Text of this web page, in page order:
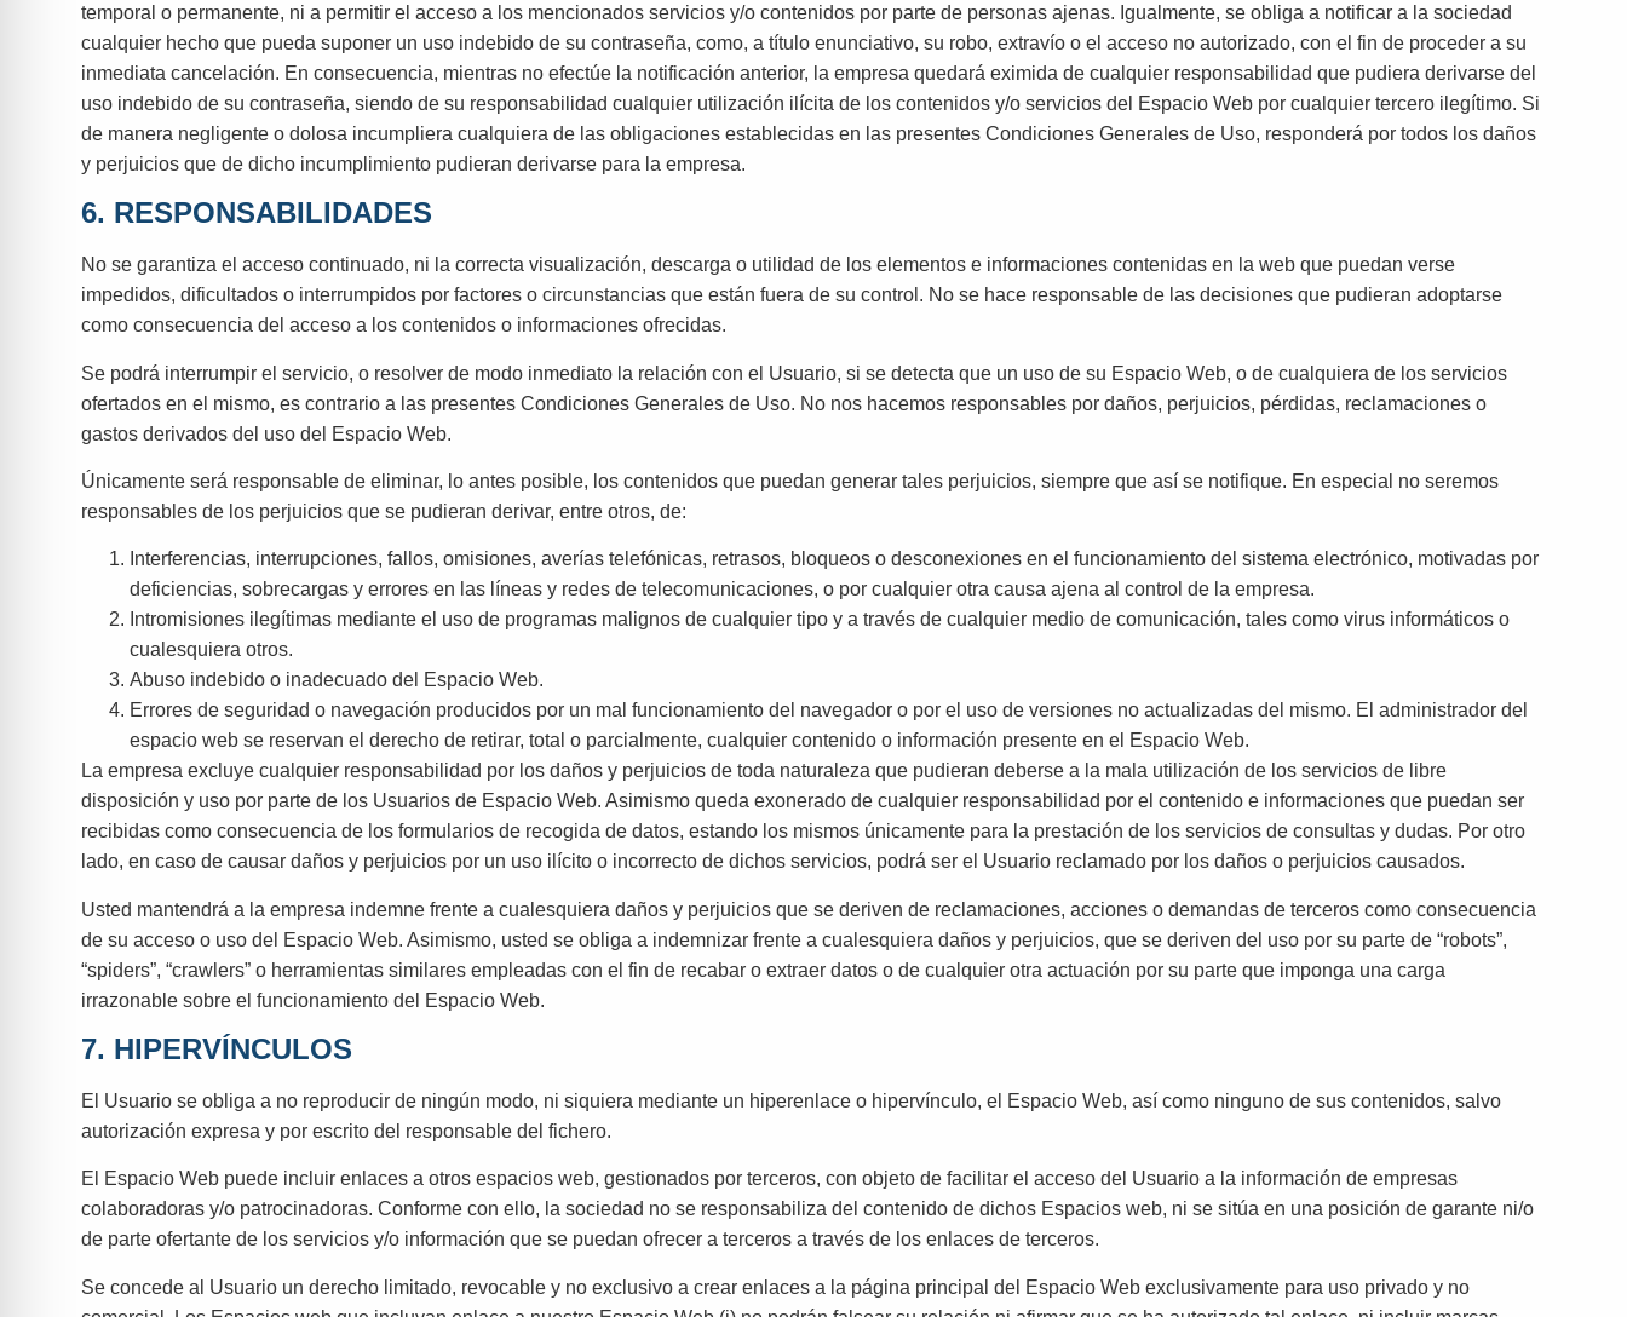
temporal o permanente, ni a permitir el acceso a los mencionados servicios y/o contenidos por parte de personas ajenas. Igualmente, se obliga a notificar a la sociedad
cualquier hecho que pueda suponer un uso indebido de su contraseña, como, a título enunciativo, su robo, extravío o el acceso no autorizado, con el fin de proceder a su
inmediata cancelación. En consecuencia, mientras no efectúe la notificación anterior, la empresa quedará eximida de cualquier responsabilidad que pudiera derivarse del
uso indebido de su contraseña, siendo de su responsabilidad cualquier utilización ilícita de los contenidos y/o servicios del Espacio Web por cualquier tercero ilegítimo. Si
de manera negligente o dolosa incumpliera cualquiera de las obligaciones establecidas en las presentes Condiciones Generales de Uso, responderá por todos los daños
y perjuicios que de dicho incumplimiento pudieran derivarse para la empresa.
6. RESPONSABILIDADES
No se garantiza el acceso continuado, ni la correcta visualización, descarga o utilidad de los elementos e informaciones contenidas en la web que puedan verse
impedidos, dificultados o interrumpidos por factores o circunstancias que están fuera de su control. No se hace responsable de las decisiones que pudieran adoptarse
como consecuencia del acceso a los contenidos o informaciones ofrecidas.
Se podrá interrumpir el servicio, o resolver de modo inmediato la relación con el Usuario, si se detecta que un uso de su Espacio Web, o de cualquiera de los servicios
ofertados en el mismo, es contrario a las presentes Condiciones Generales de Uso. No nos hacemos responsables por daños, perjuicios, pérdidas, reclamaciones o
gastos derivados del uso del Espacio Web.
Únicamente será responsable de eliminar, lo antes posible, los contenidos que puedan generar tales perjuicios, siempre que así se notifique. En especial no seremos
responsables de los perjuicios que se pudieran derivar, entre otros, de:
Interferencias, interrupciones, fallos, omisiones, averías telefónicas, retrasos, bloqueos o desconexiones en el funcionamiento del sistema electrónico, motivadas por
deficiencias, sobrecargas y errores en las líneas y redes de telecomunicaciones, o por cualquier otra causa ajena al control de la empresa.
Intromisiones ilegítimas mediante el uso de programas malignos de cualquier tipo y a través de cualquier medio de comunicación, tales como virus informáticos o
cualesquiera otros.
Abuso indebido o inadecuado del Espacio Web.
Errores de seguridad o navegación producidos por un mal funcionamiento del navegador o por el uso de versiones no actualizadas del mismo. El administrador del
espacio web se reservan el derecho de retirar, total o parcialmente, cualquier contenido o información presente en el Espacio Web.
La empresa excluye cualquier responsabilidad por los daños y perjuicios de toda naturaleza que pudieran deberse a la mala utilización de los servicios de libre
disposición y uso por parte de los Usuarios de Espacio Web. Asimismo queda exonerado de cualquier responsabilidad por el contenido e informaciones que puedan ser
recibidas como consecuencia de los formularios de recogida de datos, estando los mismos únicamente para la prestación de los servicios de consultas y dudas. Por otro
lado, en caso de causar daños y perjuicios por un uso ilícito o incorrecto de dichos servicios, podrá ser el Usuario reclamado por los daños o perjuicios causados.
Usted mantendrá a la empresa indemne frente a cualesquiera daños y perjuicios que se deriven de reclamaciones, acciones o demandas de terceros como consecuencia
de su acceso o uso del Espacio Web. Asimismo, usted se obliga a indemnizar frente a cualesquiera daños y perjuicios, que se deriven del uso por su parte de “robots”,
“spiders”, “crawlers” o herramientas similares empleadas con el fin de recabar o extraer datos o de cualquier otra actuación por su parte que imponga una carga
irrazonable sobre el funcionamiento del Espacio Web.
7. HIPERVÍNCULOS
El Usuario se obliga a no reproducir de ningún modo, ni siquiera mediante un hiperenlace o hipervínculo, el Espacio Web, así como ninguno de sus contenidos, salvo
autorización expresa y por escrito del responsable del fichero.
El Espacio Web puede incluir enlaces a otros espacios web, gestionados por terceros, con objeto de facilitar el acceso del Usuario a la información de empresas
colaboradoras y/o patrocinadoras. Conforme con ello, la sociedad no se responsabiliza del contenido de dichos Espacios web, ni se sitúa en una posición de garante ni/o
de parte ofertante de los servicios y/o información que se puedan ofrecer a terceros a través de los enlaces de terceros.
Se concede al Usuario un derecho limitado, revocable y no exclusivo a crear enlaces a la página principal del Espacio Web exclusivamente para uso privado y no